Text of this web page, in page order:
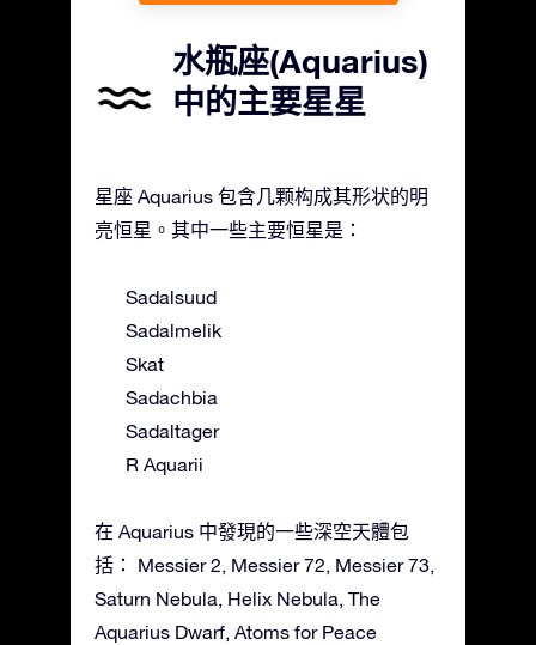
水瓶座(Aquarius)
中的主要星星
星座 Aquarius 包含几颗构成其形状的明
亮恒星。其中一些主要恒星是：
Sadalsuud
Sadalmelik
Skat
Sadachbia
Sadaltager
R Aquarii
在 Aquarius 中發現的一些深空天體包
括： Messier 2, Messier 72, Messier 73,
Saturn Nebula, Helix Nebula, The
Aquarius Dwarf, Atoms for Peace